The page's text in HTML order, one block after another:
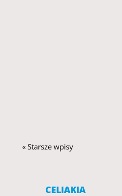
« Starsze wpisy
CELIAKIA